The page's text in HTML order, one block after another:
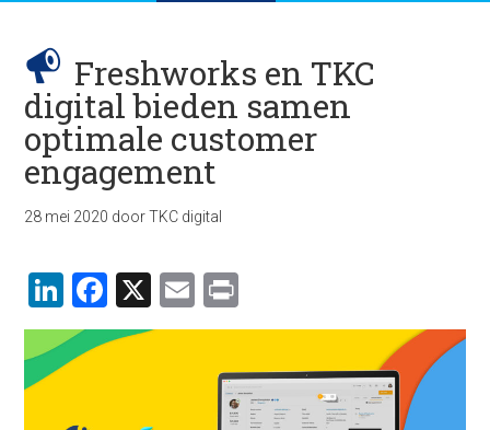
Freshworks en TKC
digital bieden samen
optimale customer
engagement
28 mei 2020 doorTKC digital
LinkedIn
Facebook
X Email